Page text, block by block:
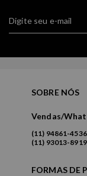
SOBRE NÓS
Vendas/
(11) 94861-
(11) 93013-
FORMAS DE